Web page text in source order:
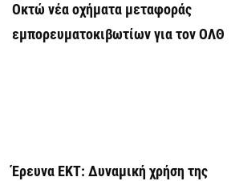
Οκτώ νέα οχήματα μεταφοράς
εμπορευματοκιβωτίων για τον ΟΛΘ
Έρευνα ΕΚΤ: Δυναμική χρήση της